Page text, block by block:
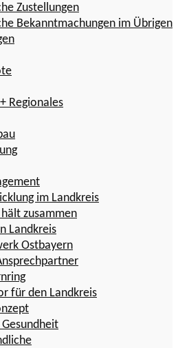
Zustellungen
Bekanntmachungen im Übrigen
Regionales
im Landkreis
zusammen
Landkreis
Ostbayern
für den Landkreis
Gesundheit